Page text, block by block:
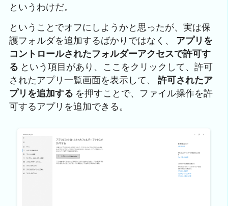
というわけだ。
ということでオフにしようかと思ったが、実は保
護フォルダを追加するばかりではなく、 アプリを
コントロールされたフォルダーアクセスで許可す
る という項目があり、ここをクリックして、許可
されたアプリ一覧画面を表示して、 許可されたア
プリを追加する を押すことで、ファイル操作を許
可するアプリを追加できる。